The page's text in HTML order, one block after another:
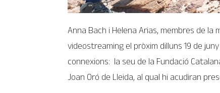
Anna Bach i Helena Arias, membres de
videostreaming el pròxim dilluns 19 de
connexions: la seu de la Fundació
Joan Oró de Lleida, al qual hi acudiran